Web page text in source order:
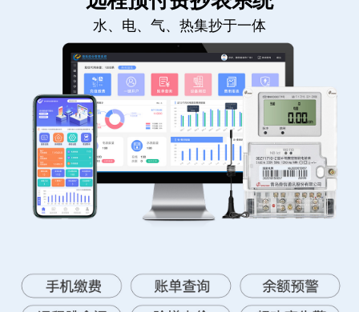
水、电、气、热集抄于一体